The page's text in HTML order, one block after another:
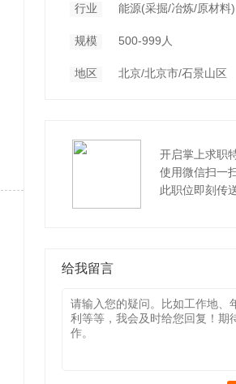
行业 能源(采掘/冶炼/原材料)
规模 500-999人
地区 北京/北京市/石景山区
开启掌上求职
使用微信扫一
此职位即刻传
给我留言